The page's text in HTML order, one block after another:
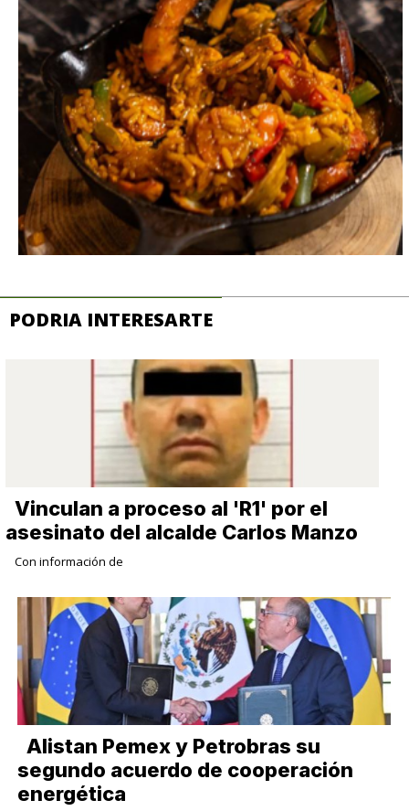
PODRIA INTERESARTE
Vinculan a proceso al 'R1' por el
asesinato del alcalde Carlos Manzo
Con información de
Alistan Pemex y Petrobras su
segundo acuerdo de cooperación
energética